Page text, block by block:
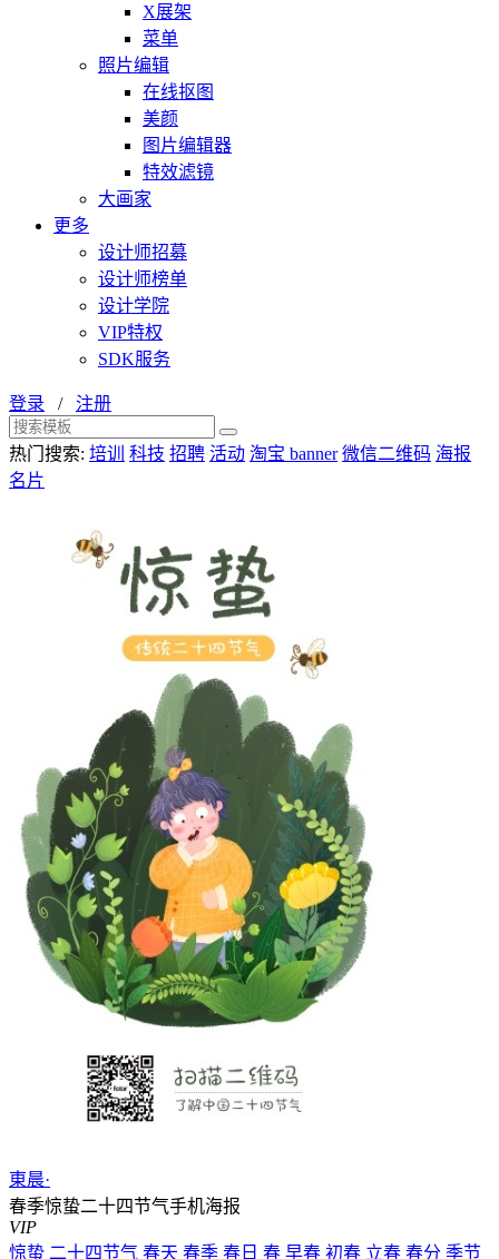
X展架
菜单
照片编辑
在线抠图
美颜
图片编辑器
特效滤镜
大画家
更多
设计师招募
设计师榜单
设计学院
VIP特权
SDK服务
登录 / 注册
热门搜索: 培训 科技 招聘 活动 淘宝 banner 微信二维码 海报
名片
東晨·
春季惊蛰二十四节气手机海报
VIP
惊蛰 二十四节气 春天 春季 春日 春 早春 初春 立春 春分 季节